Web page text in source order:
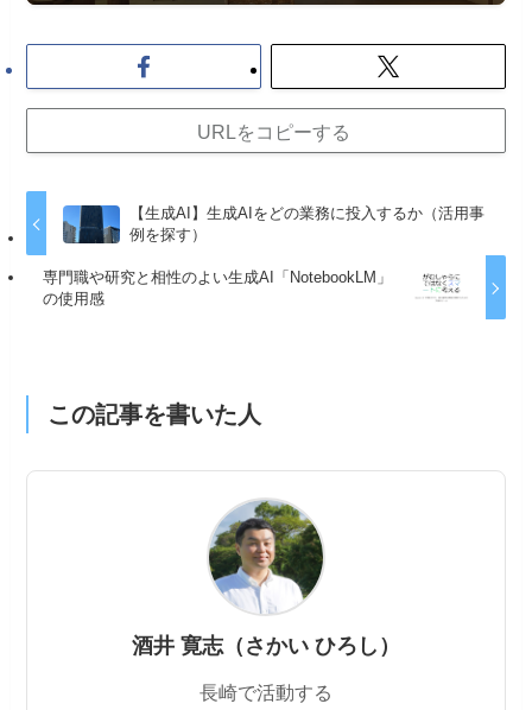
URLをコピーする
【生成AI】生成AIをどの業務に投入するか（活用事
例を探す）
専門職や研究と相性のよい生成AI「NotebookLM」
の使用感
この記事を書いた人
酒井 寛志（さかい ひろし）
長崎で活動する